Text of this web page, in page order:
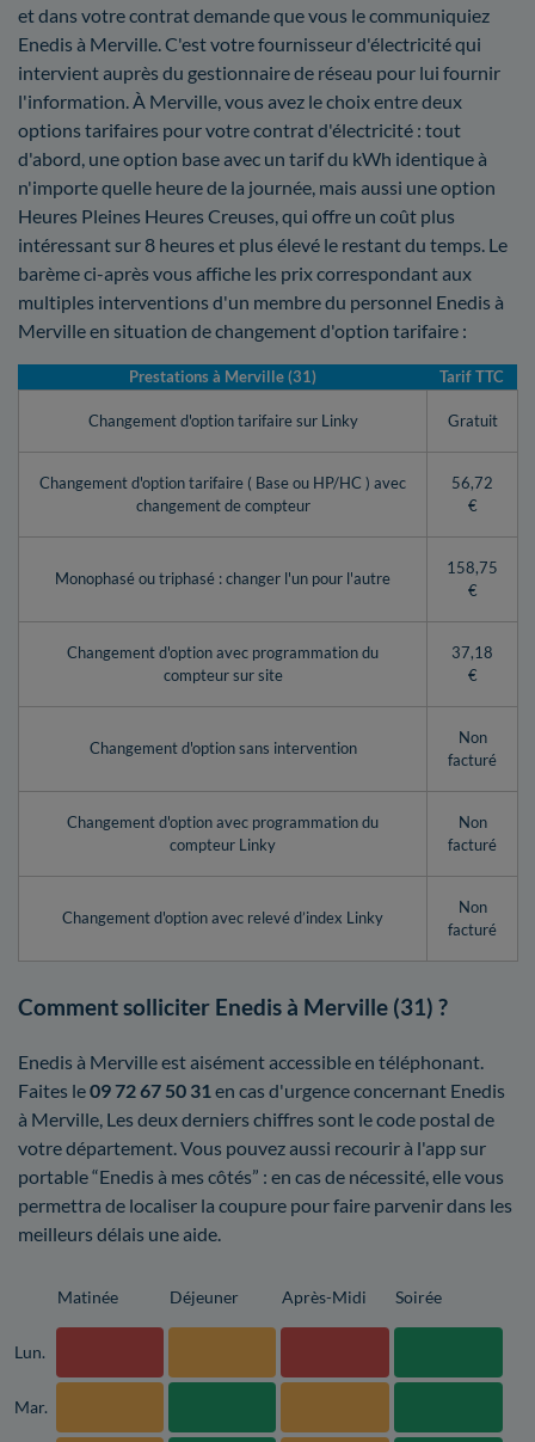
et dans votre contrat demande que vous le communiquiez
Enedis à Merville. C'est votre fournisseur d'électricité qui
intervient auprès du gestionnaire de réseau pour lui fournir
l'information. À Merville, vous avez le choix entre deux
options tarifaires pour votre contrat d'électricité : tout
d'abord, une option base avec un tarif du kWh identique à
n'importe quelle heure de la journée, mais aussi une option
Heures Pleines Heures Creuses, qui offre un coût plus
intéressant sur 8 heures et plus élevé le restant du temps. Le
barème ci-après vous affiche les prix correspondant aux
multiples interventions d'un membre du personnel Enedis à
Merville en situation de changement d'option tarifaire :
Prestations à Merville (31) Tarif TTC
Changement d'option tarifaire sur Linky Gratuit
Changement d'option tarifaire ( Base ou HP/HC ) avec
changement de compteur
56,72
€
Monophasé ou triphasé : changer l'un pour l'autre
158,75
€
Changement d'option avec programmation du
compteur sur site
37,18
€
Changement d'option sans intervention
Non
facturé
Changement d'option avec programmation du
compteur Linky
Non
facturé
Changement d'option avec relevé d’index Linky
Non
facturé
Comment solliciter Enedis à Merville (31) ?
Enedis à Merville est aisément accessible en téléphonant.
Faites le09 72 67 50 31 en cas d'urgence concernant Enedis
à Merville, Les deux derniers chiffres sont le code postal de
votre département. Vous pouvez aussi recourir à l'app sur
portable “Enedis à mes côtés” : en cas de nécessité, elle vous
permettra de localiser la coupure pour faire parvenir dans les
meilleurs délais une aide.
Matinée Déjeuner Après-Midi Soirée
Lun.
Mar.